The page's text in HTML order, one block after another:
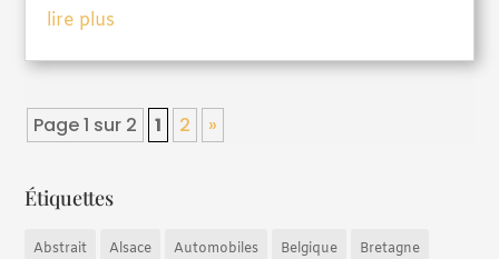
lire plus
Page 1 sur 2 1 2 »
Étiquettes
Abstrait Alsace Automobiles Belgique Bretagne